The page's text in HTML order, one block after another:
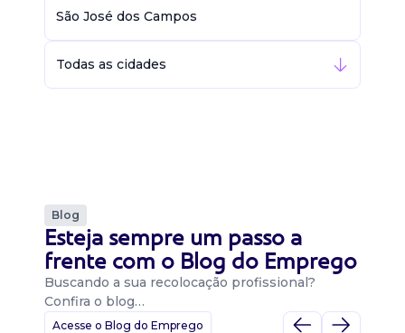
São José dos Campos
Todas as cidades
Blog
Esteja sempre um passo a
frente com o Blog do Emprego
Buscando a sua recolocação profissional?
Confira o blog…
Acesse o Blog do Emprego